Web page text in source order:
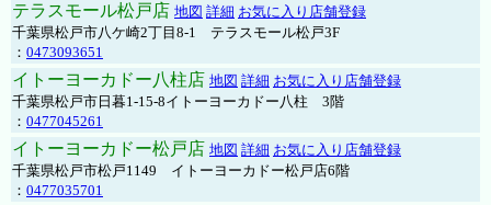
テラスモール松戸店 地図 詳細 お気に入り店舗登録
千葉県松戸市八ケ崎2丁目8-1 テラスモール松戸3F
： 0473093651
イトーヨーカドー八柱店 地図 詳細 お気に入り店舗登録
千葉県松戸市日暮1-15-8イトーヨーカドー八柱 3階
： 0477045261
イトーヨーカドー松戸店 地図 詳細 お気に入り店舗登録
千葉県松戸市松戸1149 イトーヨーカドー松戸店6階
： 0477035701